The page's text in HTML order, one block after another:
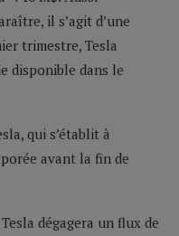
il s’agit d’une
trimestre, Tesla
disponible dans le
qui s’établit à
avant la fin de
dégagera un flux de